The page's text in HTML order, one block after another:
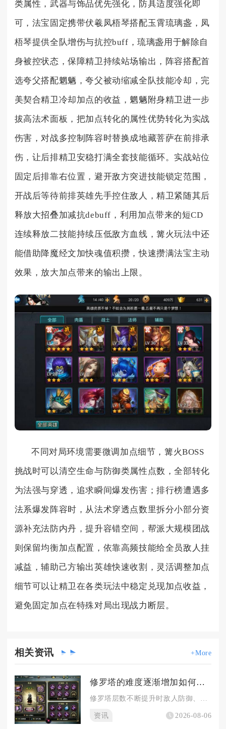
类属性，武器与饰品优先强化，防具适度强化即
可，法宝固定携带伏羲凤梧琴搭配玉霄琉璃盏，凤
梧琴提供全队增伤与抗控buff，琉璃盏用于解除自
身被控状态，保障精卫持续站场输出，阵容搭配首
选夸父搭配魍魉，夸父被动缩减全队技能冷却，完
美契合精卫冷却加点的收益，魍魉附身精卫进一步
拔高法术面板，把加点转化的属性优势转化为实战
伤害，对战多控制阵容时替换成地藏菩萨在前排承
伤，让后排精卫安稳打满全套技能循环。实战站位
固定后排靠右位置，避开敌方突进技能锁定范围，
开战后等待前排英雄先手控住敌人，精卫紧随其后
释放大招叠加减抗debuff，利用加点带来的短CD
连续释放二技能持续压低敌方血线，篝火玩法中还
能借助降魔经文加快魂值积攒，快速攒满法宝主动
效果，放大加点带来的输出上限。
不同对局环境需要微调加点细节，篝火BOSS
挑战时可以清空生命与防御类属性点数，全部转化
为法强与穿透，追求瞬间爆发伤害；排行榜遭遇多
法系爆发阵容时，从法术穿透点数里拆分小部分资
源补充法防内丹，提升容错空间，帮派大规模团战
则保留均衡加点配置，依靠高频技能给全员敌人挂
减益，辅助己方输出英雄快速收割，灵活调整加点
细节可以让精卫在各类玩法中稳定兑现加点收益，
避免固定加点在特殊对局出现战力断层。
相关资讯 +More
修罗塔的难度逐渐增加如何在影之刃3绝影中应对
资讯 2026-08-06